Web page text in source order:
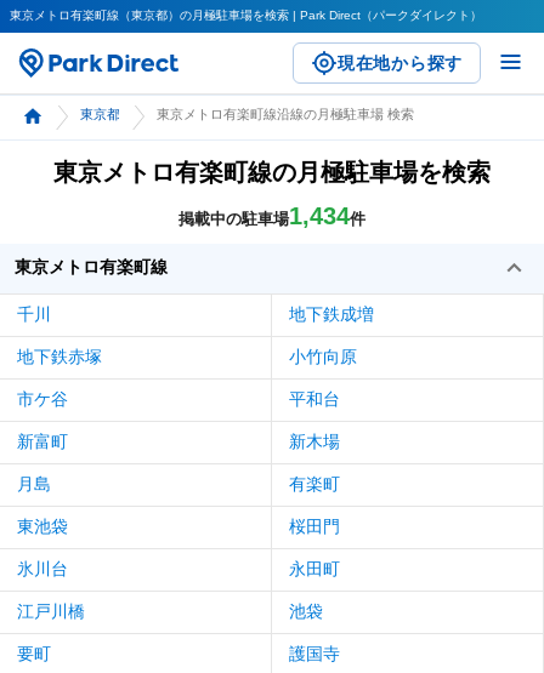
東京メトロ有楽町線（東京都）の月極駐車場を検索 | Park Direct（パークダイレクト）
現在地から探す
東京都 東京メトロ有楽町線沿線の月極駐車場 検索
東京メトロ有楽町線の月極駐車場を検索
掲載中の駐車場1,434件
東京メトロ有楽町線
千川 地下鉄成増
地下鉄赤塚 小竹向原
市ケ谷 平和台
新富町 新木場
月島 有楽町
東池袋 桜田門
氷川台 永田町
江戸川橋 池袋
要町 護国寺